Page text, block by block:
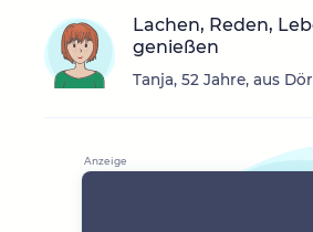
Lachen, Reden,
genießen
Tanja, 52 Jahre, aus